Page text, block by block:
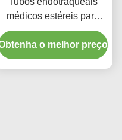
médicos estéreis para
todos os tamanhos com
ISO CE
o melhor preço